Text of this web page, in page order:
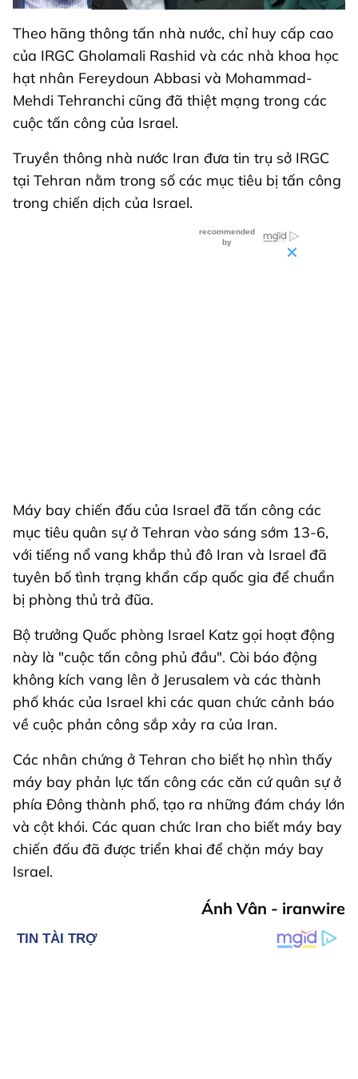
Theo hãng thông tấn nhà nước, chỉ huy cấp cao
của IRGC Gholamali Rashid và các nhà khoa học
hạt nhân Fereydoun Abbasi và Mohammad-
Mehdi Tehranchi cũng đã thiệt mạng trong các
cuộc tấn công của Israel.
Truyền thông nhà nước Iran đưa tin trụ sở IRGC
tại Tehran nằm trong số các mục tiêu bị tấn công
trong chiến dịch của Israel.
Máy bay chiến đấu của Israel đã tấn công các
mục tiêu quân sự ở Tehran vào sáng sớm 13-6,
với tiếng nổ vang khắp thủ đô Iran và Israel đã
tuyên bố tình trạng khẩn cấp quốc gia để chuẩn
bị phòng thủ trả đũa.
Bộ trưởng Quốc phòng Israel Katz gọi hoạt động
này là "cuộc tấn công phủ đầu". Còi báo động
không kích vang lên ở Jerusalem và các thành
phố khác của Israel khi các quan chức cảnh báo
về cuộc phản công sắp xảy ra của Iran.
Các nhân chứng ở Tehran cho biết họ nhìn thấy
máy bay phản lực tấn công các căn cứ quân sự ở
phía Đông thành phố, tạo ra những đám cháy lớn
và cột khói. Các quan chức Iran cho biết máy bay
chiến đấu đã được triển khai để chặn máy bay
Israel.
Ánh Vân - iranwire